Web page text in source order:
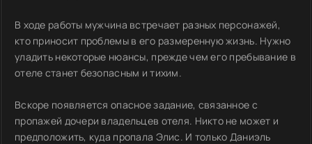
В ходе работы мужчина встречает разных персонажей,
кто приносит проблемы в его размеренную жизнь. Нужно
уладить некоторые нюансы, прежде чем его пребывание в
отеле станет безопасным и тихим.
Вскоре появляется опасное задание, связанное с
пропажей дочери владельцев отеля. Никто не может и
предположить, куда пропала Элис. И только Даниэль